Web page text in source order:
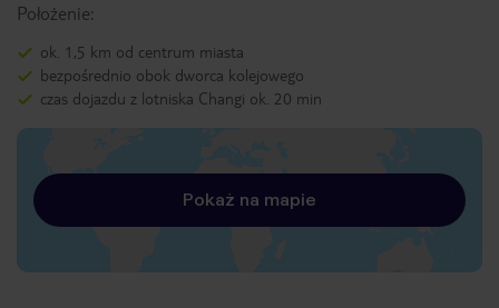
Położenie:
ok. 1,5 km od centrum miasta
bezpośrednio obok dworca kolejowego
czas dojazdu z lotniska Changi ok. 20 min
Pokaż na mapie